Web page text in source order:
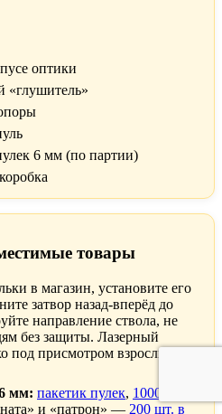
оптики
«глушитель»
6 мм (по партии)
товары
в магазин, установите его
затвор назад-вперёд до
направление ствола, не
без защиты. Лазерный
под присмотром взрослых —
мм: пакетик пулек, 1000 шт.
и «патрон» — 200 шт. в